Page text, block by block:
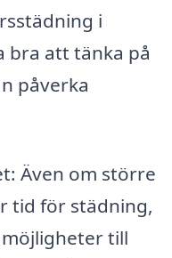
i
bra att tänka på
påverka
Även om större
tid för städning,
till